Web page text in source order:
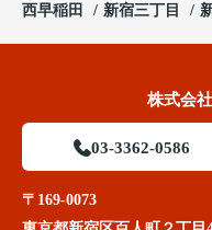
西早稲田
新宿三丁目
株式会
03-3362-0586
〒169-0073